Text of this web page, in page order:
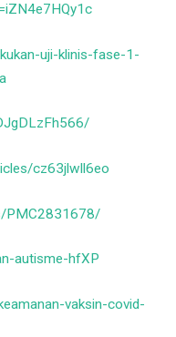
uji-klinis-fase-1-
cz63jlwll6eo
PMC2831678/
autisme-hfXP
vaksin-covid-